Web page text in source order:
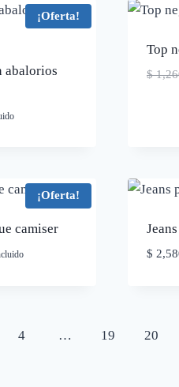
¡Oferta!
abalorios
Top
$
¡Oferta!
camiser
$
4 … 19 20